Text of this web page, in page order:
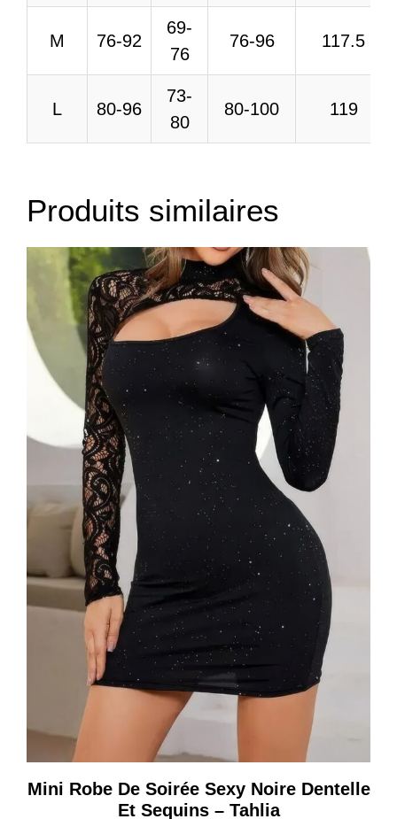
M 76-92
69-
76
76-96 117.5
L 80-96
73-
80
80-100 119
Produits similaires
Mini Robe De Soirée Sexy Noire Dentelle
Et Sequins – Tahlia